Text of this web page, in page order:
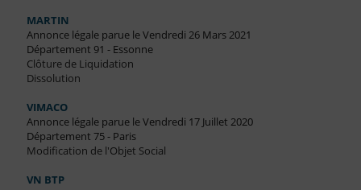
MARTIN
Annonce légale parue le Vendredi 26 Mars 2021
Département 91 - Essonne
Clôture de Liquidation
Dissolution
VIMACO
Annonce légale parue le Vendredi 17 Juillet 2020
Département 75 - Paris
Modification de l'Objet Social
VN BTP